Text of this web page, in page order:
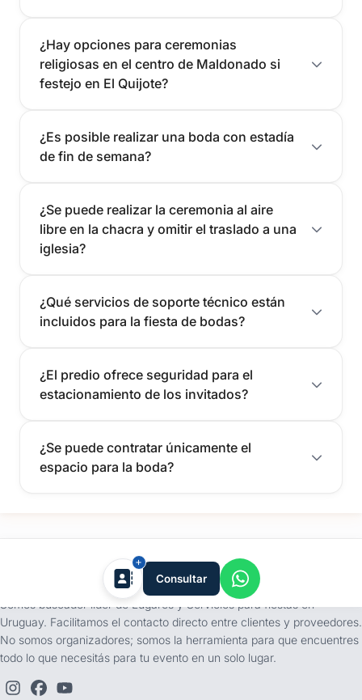
¿Hay opciones para ceremonias
religiosas en el centro de Maldonado si
festejo en El Quijote?
¿Es posible realizar una boda con estadía
de fin de semana?
¿Se puede realizar la ceremonia al aire
libre en la chacra y omitir el traslado a una
iglesia?
¿Qué servicios de soporte técnico están
incluidos para la fiesta de bodas?
¿El predio ofrece seguridad para el
estacionamiento de los invitados?
¿Se puede contratar únicamente el
espacio para la boda?
Consultar
tufiesta.com.uy
Somos buscador líder de Lugares y Servicios para fiestas en
Uruguay. Facilitamos el contacto directo entre clientes y proveedores.
No somos organizadores; somos la herramienta para que encuentres
todo lo que necesitás para tu evento en un solo lugar.